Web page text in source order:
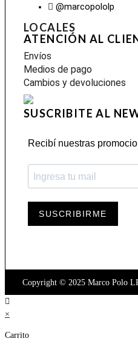
@marcopololp
LOCALES
ATENCIÓN AL
Envíos
Medios de pago
Cambios y devoluciones
SUSCRIBITE AL
Recibí nuestras
SUSCRIBIRME
Copyright © 2025 Marco Polo
×
Carrito